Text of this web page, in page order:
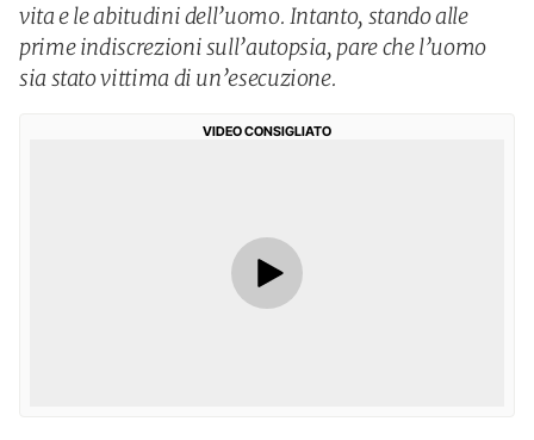
vita e le abitudini dell’uomo. Intanto, stando alle
prime indiscrezioni sull’autopsia, pare che l’uomo
sia stato vittima di un’esecuzione.
VIDEO CONSIGLIATO